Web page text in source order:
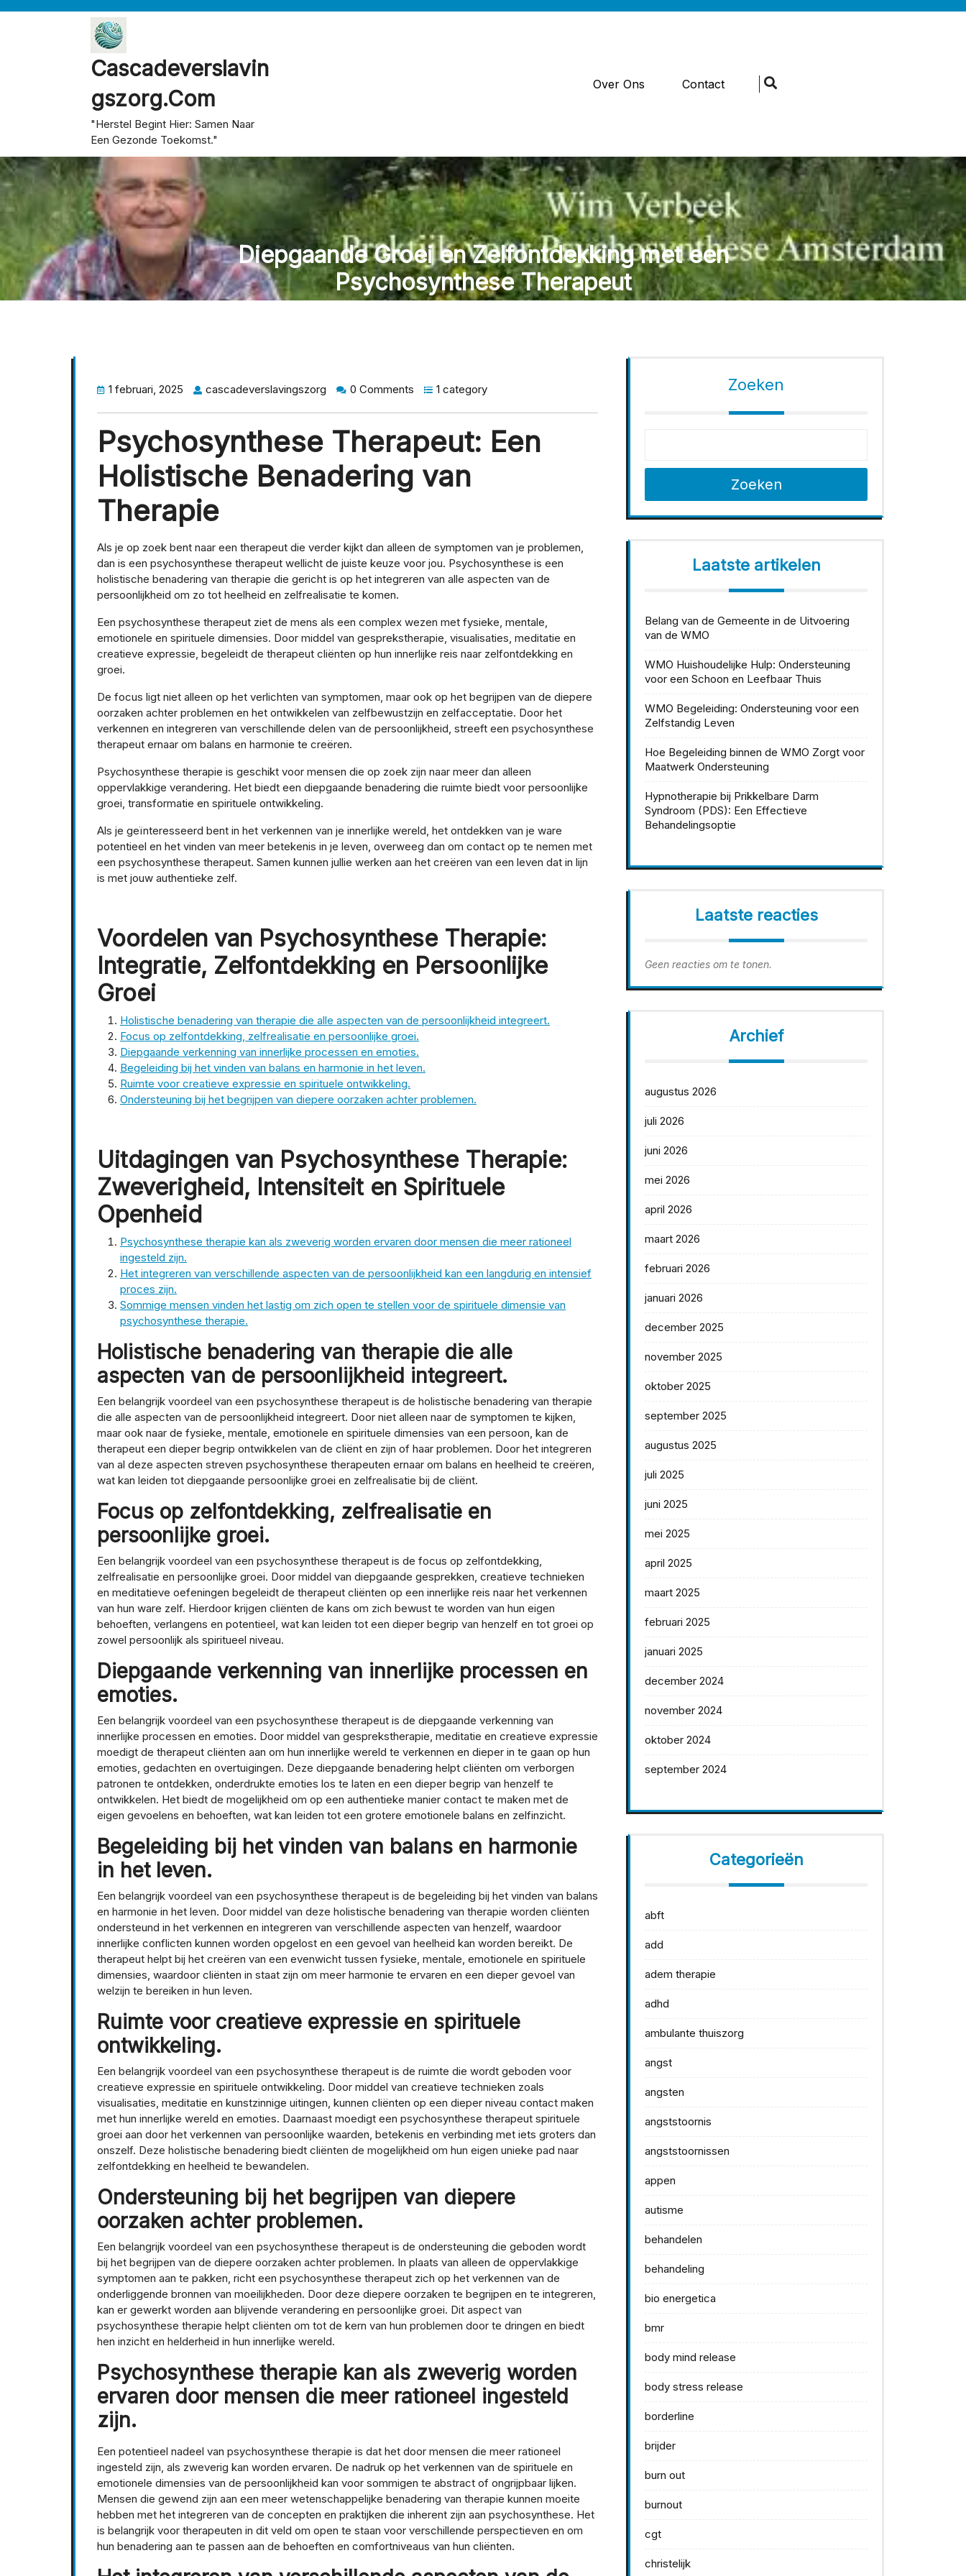
Cascadeverslavin
Gszorg.com
"Herstel Begint Hier: Samen Naar
Een Gezonde Toekomst."
Over Ons Contact
Diepgaande Groei en Zelfontdekking met een
Psychosynthese Therapeut
1 februari, 2025 cascadeverslavingszorg 0 Comments 1 category
Psychosynthese Therapeut: Een
Holistische Benadering van
Therapie
Als je op zoek bent naar een therapeut die verder kijkt dan alleen de symptomen van je problemen,
dan is een psychosynthese therapeut wellicht de juiste keuze voor jou. Psychosynthese is een
holistische benadering van therapie die gericht is op het integreren van alle aspecten van de
persoonlijkheid om zo tot heelheid en zelfrealisatie te komen.
Een psychosynthese therapeut ziet de mens als een complex wezen met fysieke, mentale,
emotionele en spirituele dimensies. Door middel van gesprekstherapie, visualisaties, meditatie en
creatieve expressie, begeleidt de therapeut cliënten op hun innerlijke reis naar zelfontdekking en
groei.
De focus ligt niet alleen op het verlichten van symptomen, maar ook op het begrijpen van de diepere
oorzaken achter problemen en het ontwikkelen van zelfbewustzijn en zelfacceptatie. Door het
verkennen en integreren van verschillende delen van de persoonlijkheid, streeft een psychosynthese
therapeut ernaar om balans en harmonie te creëren.
Psychosynthese therapie is geschikt voor mensen die op zoek zijn naar meer dan alleen
oppervlakkige verandering. Het biedt een diepgaande benadering die ruimte biedt voor persoonlijke
groei, transformatie en spirituele ontwikkeling.
Als je geïnteresseerd bent in het verkennen van je innerlijke wereld, het ontdekken van je ware
potentieel en het vinden van meer betekenis in je leven, overweeg dan om contact op te nemen met
een psychosynthese therapeut. Samen kunnen jullie werken aan het creëren van een leven dat in lijn
is met jouw authentieke zelf.
Voordelen van Psychosynthese Therapie:
Integratie, Zelfontdekking en Persoonlijke
Groei
Holistische benadering van therapie die alle aspecten van de persoonlijkheid integreert.
Focus op zelfontdekking, zelfrealisatie en persoonlijke groei.
Diepgaande verkenning van innerlijke processen en emoties.
Begeleiding bij het vinden van balans en harmonie in het leven.
Ruimte voor creatieve expressie en spirituele ontwikkeling.
Ondersteuning bij het begrijpen van diepere oorzaken achter problemen.
Uitdagingen van Psychosynthese Therapie:
Zweverigheid, Intensiteit en Spirituele
Openheid
Psychosynthese therapie kan als zweverig worden ervaren door mensen die meer rationeel
ingesteld zijn.
Het integreren van verschillende aspecten van de persoonlijkheid kan een langdurig en intensief
proces zijn.
Sommige mensen vinden het lastig om zich open te stellen voor de spirituele dimensie van
psychosynthese therapie.
Holistische benadering van therapie die alle
aspecten van de persoonlijkheid integreert.
Een belangrijk voordeel van een psychosynthese therapeut is de holistische benadering van therapie
die alle aspecten van de persoonlijkheid integreert. Door niet alleen naar de symptomen te kijken,
maar ook naar de fysieke, mentale, emotionele en spirituele dimensies van een persoon, kan de
therapeut een dieper begrip ontwikkelen van de cliënt en zijn of haar problemen. Door het integreren
van al deze aspecten streven psychosynthese therapeuten ernaar om balans en heelheid te creëren,
wat kan leiden tot diepgaande persoonlijke groei en zelfrealisatie bij de cliënt.
Focus op zelfontdekking, zelfrealisatie en
persoonlijke groei.
Een belangrijk voordeel van een psychosynthese therapeut is de focus op zelfontdekking,
zelfrealisatie en persoonlijke groei. Door middel van diepgaande gesprekken, creatieve technieken
en meditatieve oefeningen begeleidt de therapeut cliënten op een innerlijke reis naar het verkennen
van hun ware zelf. Hierdoor krijgen cliënten de kans om zich bewust te worden van hun eigen
behoeften, verlangens en potentieel, wat kan leiden tot een dieper begrip van henzelf en tot groei op
zowel persoonlijk als spiritueel niveau.
Diepgaande verkenning van innerlijke processen en
emoties.
Een belangrijk voordeel van een psychosynthese therapeut is de diepgaande verkenning van
innerlijke processen en emoties. Door middel van gesprekstherapie, meditatie en creatieve expressie
moedigt de therapeut cliënten aan om hun innerlijke wereld te verkennen en dieper in te gaan op hun
emoties, gedachten en overtuigingen. Deze diepgaande benadering helpt cliënten om verborgen
patronen te ontdekken, onderdrukte emoties los te laten en een dieper begrip van henzelf te
ontwikkelen. Het biedt de mogelijkheid om op een authentieke manier contact te maken met de
eigen gevoelens en behoeften, wat kan leiden tot een grotere emotionele balans en zelfinzicht.
Begeleiding bij het vinden van balans en harmonie
in het leven.
Een belangrijk voordeel van een psychosynthese therapeut is de begeleiding bij het vinden van balans
en harmonie in het leven. Door middel van deze holistische benadering van therapie worden cliënten
ondersteund in het verkennen en integreren van verschillende aspecten van henzelf, waardoor
innerlijke conflicten kunnen worden opgelost en een gevoel van heelheid kan worden bereikt. De
therapeut helpt bij het creëren van een evenwicht tussen fysieke, mentale, emotionele en spirituele
dimensies, waardoor cliënten in staat zijn om meer harmonie te ervaren en een dieper gevoel van
welzijn te bereiken in hun leven.
Ruimte voor creatieve expressie en spirituele
ontwikkeling.
Een belangrijk voordeel van een psychosynthese therapeut is de ruimte die wordt geboden voor
creatieve expressie en spirituele ontwikkeling. Door middel van creatieve technieken zoals
visualisaties, meditatie en kunstzinnige uitingen, kunnen cliënten op een dieper niveau contact maken
met hun innerlijke wereld en emoties. Daarnaast moedigt een psychosynthese therapeut spirituele
groei aan door het verkennen van persoonlijke waarden, betekenis en verbinding met iets groters dan
onszelf. Deze holistische benadering biedt cliënten de mogelijkheid om hun eigen unieke pad naar
zelfontdekking en heelheid te bewandelen.
Ondersteuning bij het begrijpen van diepere
oorzaken achter problemen.
Een belangrijk voordeel van een psychosynthese therapeut is de ondersteuning die geboden wordt
bij het begrijpen van de diepere oorzaken achter problemen. In plaats van alleen de oppervlakkige
symptomen aan te pakken, richt een psychosynthese therapeut zich op het verkennen van de
onderliggende bronnen van moeilijkheden. Door deze diepere oorzaken te begrijpen en te integreren,
kan er gewerkt worden aan blijvende verandering en persoonlijke groei. Dit aspect van
psychosynthese therapie helpt cliënten om tot de kern van hun problemen door te dringen en biedt
hen inzicht en helderheid in hun innerlijke wereld.
Psychosynthese therapie kan als zweverig worden
ervaren door mensen die meer rationeel ingesteld
zijn.
Een potentieel nadeel van psychosynthese therapie is dat het door mensen die meer rationeel
ingesteld zijn, als zweverig kan worden ervaren. De nadruk op het verkennen van de spirituele en
emotionele dimensies van de persoonlijkheid kan voor sommigen te abstract of ongrijpbaar lijken.
Mensen die gewend zijn aan een meer wetenschappelijke benadering van therapie kunnen moeite
hebben met het integreren van de concepten en praktijken die inherent zijn aan psychosynthese. Het
is belangrijk voor therapeuten in dit veld om open te staan voor verschillende perspectieven en om
hun benadering aan te passen aan de behoeften en comfortniveaus van hun cliënten.
Zoeken
Zoeken
Laatste artikelen
Belang van de Gemeente in de Uitvoering
van de WMO
WMO Huishoudelijke Hulp: Ondersteuning
voor een Schoon en Leefbaar Thuis
WMO Begeleiding: Ondersteuning voor een
Zelfstandig Leven
Hoe Begeleiding binnen de WMO Zorgt voor
Maatwerk Ondersteuning
Hypnotherapie bij Prikkelbare Darm
Syndroom (PDS): Een Effectieve
Behandelingsoptie
Laatste reacties
Geen reacties om te tonen.
Archief
augustus 2026
juli 2026
juni 2026
mei 2026
april 2026
maart 2026
februari 2026
januari 2026
december 2025
november 2025
oktober 2025
september 2025
augustus 2025
juli 2025
juni 2025
mei 2025
april 2025
maart 2025
februari 2025
januari 2025
december 2024
november 2024
oktober 2024
september 2024
Categorieën
abft
add
adem therapie
adhd
ambulante thuiszorg
angst
angsten
angststoornis
angststoornissen
appen
autisme
behandelen
behandeling
bio energetica
bmr
body mind release
body stress release
borderline
brijder
burn out
burnout
cgt
christelijk